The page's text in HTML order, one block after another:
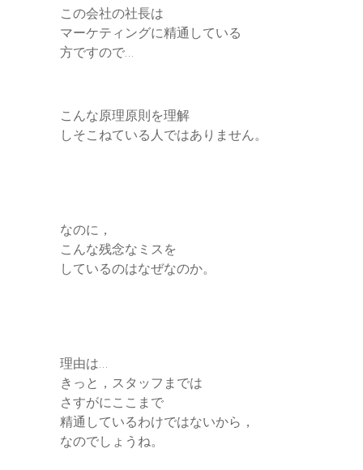
この会社の社長は
マーケティングに精通している
方ですので…
こんな原理原則を理解
しそこねている人ではありません。
なのに，
こんな残念なミスを
しているのはなぜなのか。
理由は…
きっと，スタッフまでは
さすがにここまで
精通しているわけではないから，
なのでしょうね。